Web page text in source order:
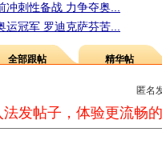
刺性备战 力争夺奥...
冠军 罗迪克萨芬苦...
全部跟帖 精华帖
匿名
发帖子，体验更流畅